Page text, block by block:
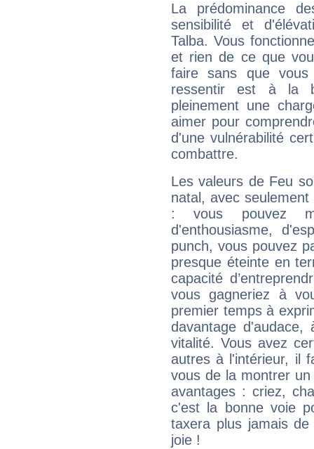
La prédominance
sensibilité et
Talba. Vous
et rien de ce que
faire sans que
ressentir est à la
pleinement une
aimer pour
d'une vulnérabilité
combattre.
Les valeurs de Feu
natal, avec
: vous pouvez
d'enthousiasme,
punch, vous pouvez
presque éteinte en
capacité
vous gagneriez à
premier temps à
davantage
vitalité. Vous avez
autres à l'intérieur, il
vous de la montrer
avantages : criez,
c'est la bonne voie
taxera plus jamais
joie !